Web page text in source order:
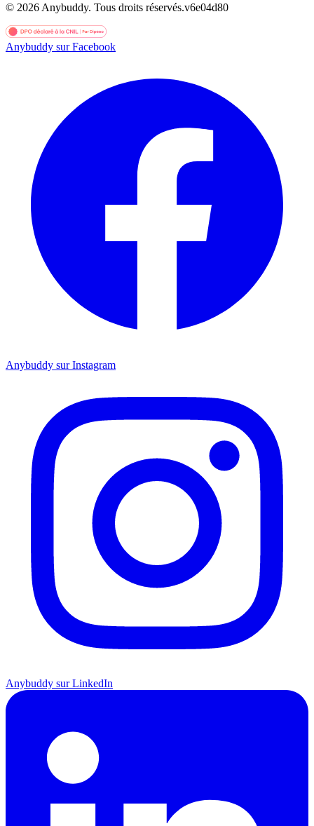
© 2026 Anybuddy. Tous droits réservés.v6e04d80
Anybuddy sur Facebook
Anybuddy sur Instagram
Anybuddy sur LinkedIn